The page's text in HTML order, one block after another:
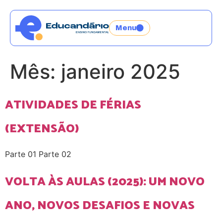
Menu
Mês: janeiro 2025
ATIVIDADES DE FÉRIAS
(EXTENSÃO)
Parte 01 Parte 02
VOLTA ÀS AULAS (2025): UM NOVO
ANO, NOVOS DESAFIOS E NOVAS